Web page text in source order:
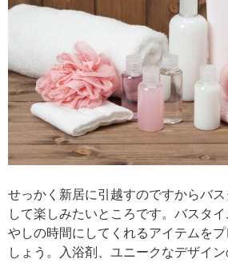
せっかく新居に引越すのですからバ
して楽しみたいところです。バスタ
やしの時間にしてくれるアイテムを
しょう。入浴剤、ユニークなデザイ